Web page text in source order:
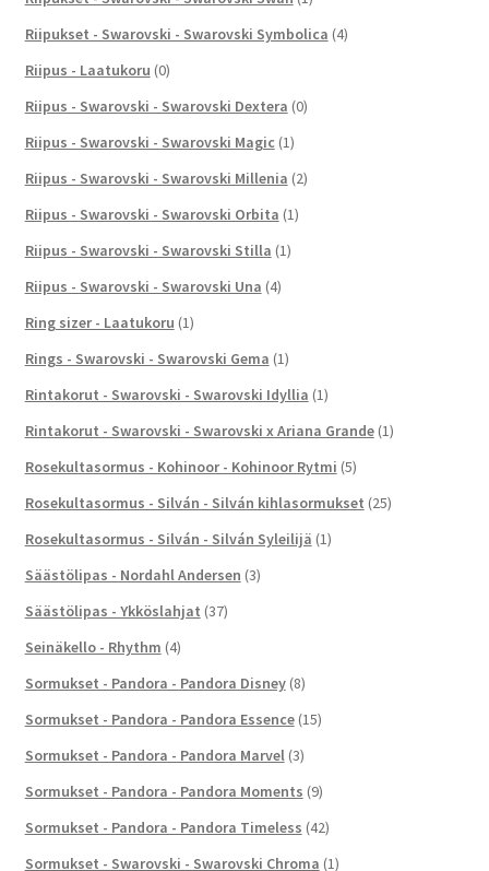
Riipukset - Swarovski - Swarovski Symbolica (4)
Riipus - Laatukoru (0)
Riipus - Swarovski - Swarovski Dextera (0)
Riipus - Swarovski - Swarovski Magic (1)
Riipus - Swarovski - Swarovski Millenia (2)
Riipus - Swarovski - Swarovski Orbita (1)
Riipus - Swarovski - Swarovski Stilla (1)
Riipus - Swarovski - Swarovski Una (4)
Ring sizer - Laatukoru (1)
Rings - Swarovski - Swarovski Gema (1)
Rintakorut - Swarovski - Swarovski Idyllia (1)
Rintakorut - Swarovski - Swarovski x Ariana Grande (1)
Rosekultasormus - Kohinoor - Kohinoor Rytmi (5)
Rosekultasormus - Silván - Silván kihlasormukset (25)
Rosekultasormus - Silván - Silván Syleilijä (1)
Säästölipas - Nordahl Andersen (3)
Säästölipas - Ykköslahjat (37)
Seinäkello - Rhythm (4)
Sormukset - Pandora - Pandora Disney (8)
Sormukset - Pandora - Pandora Essence (15)
Sormukset - Pandora - Pandora Marvel (3)
Sormukset - Pandora - Pandora Moments (9)
Sormukset - Pandora - Pandora Timeless (42)
Sormukset - Swarovski - Swarovski Chroma (1)